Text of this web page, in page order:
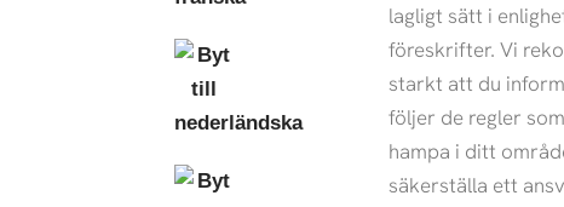
lagligt sätt i
föreskrifter. Vi
starkt att du
följer de regler
hampa i ditt
säkerställa ett